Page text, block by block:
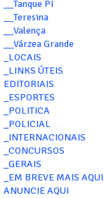
__Tanque PI
__Teresina
__Valença
__Várzea Grande
_LOCAIS
_LINKS ÚTEIS
EDITORIAIS
_ESPORTES
_POLITICA
_POLICIAL
_INTERNACIONAIS
_CONCURSOS
_GERAIS
_EM BREVE MAIS AQUI
ANUNCIE AQUI